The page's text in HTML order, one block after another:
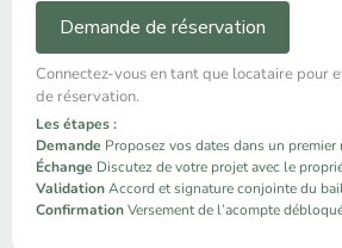
Demande de réservation
Connectez-vous en tant que locataire pour
de réservation.
Les étapes :
Demande Proposez vos dates dans un premier
Échange Discutez de votre projet avec le
ValidationAccord et signature conjointe du
ConfirmationVersement de l’acompte